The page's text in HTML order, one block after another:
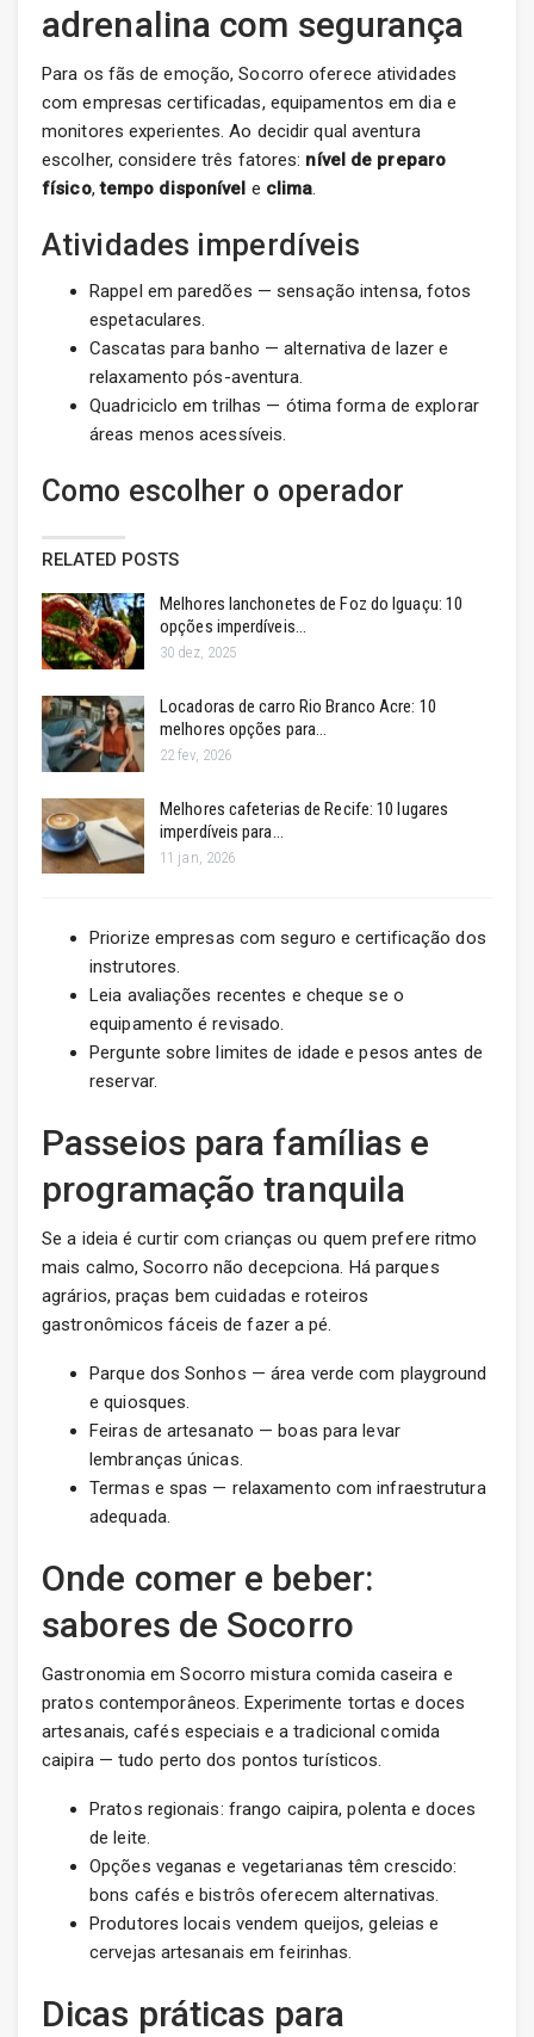
adrenalina com segurança
Para os fãs de emoção, Socorro oferece atividades
com empresas certificadas, equipamentos em dia e
monitores experientes. Ao decidir qual aventura
escolher, considere três fatores: nível de preparo
físico,tempo disponível e clima.
Atividades imperdíveis
Rappel em paredões — sensação intensa, fotos
espetaculares.
Cascatas para banho — alternativa de lazer e
relaxamento pós-aventura.
Quadriciclo em trilhas — ótima forma de explorar
áreas menos acessíveis.
Como escolher o operador
RELATED POSTS
Melhores lanchonetes de Foz do Iguaçu: 10
opções imperdíveis…
30 dez, 2025
Locadoras de carro Rio Branco Acre: 10
melhores opções para…
22 fev, 2026
Melhores cafeterias de Recife: 10 lugares
imperdíveis para…
11 jan, 2026
Priorize empresas com seguro e certificação dos
instrutores.
Leia avaliações recentes e cheque se o
equipamento é revisado.
Pergunte sobre limites de idade e pesos antes de
reservar.
Passeios para famílias e
programação tranquila
Se a ideia é curtir com crianças ou quem prefere ritmo
mais calmo, Socorro não decepciona. Há parques
agrários, praças bem cuidadas e roteiros
gastronômicos fáceis de fazer a pé.
Parque dos Sonhos — área verde com playground
e quiosques.
Feiras de artesanato — boas para levar
lembranças únicas.
Termas e spas — relaxamento com infraestrutura
adequada.
Onde comer e beber:
sabores de Socorro
Gastronomia em Socorro mistura comida caseira e
pratos contemporâneos. Experimente tortas e doces
artesanais, cafés especiais e a tradicional comida
caipira — tudo perto dos pontos turísticos.
Pratos regionais: frango caipira, polenta e doces
de leite.
Opções veganas e vegetarianas têm crescido:
bons cafés e bistrôs oferecem alternativas.
Produtores locais vendem queijos, geleias e
cervejas artesanais em feirinhas.
Dicas práticas para